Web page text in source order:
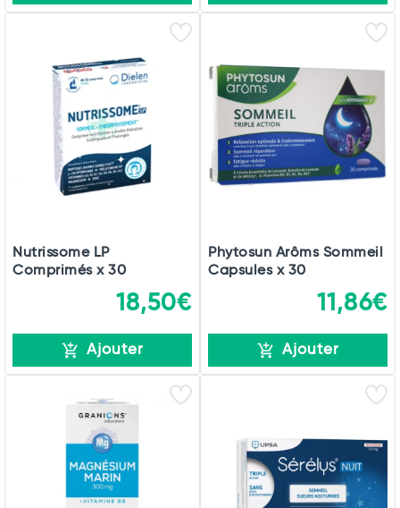
Nutrissome LP
Comprimés x 30
18,50€
Ajouter
Phytosun Arôms Sommeil
Capsules x 30
11,86€
Ajouter